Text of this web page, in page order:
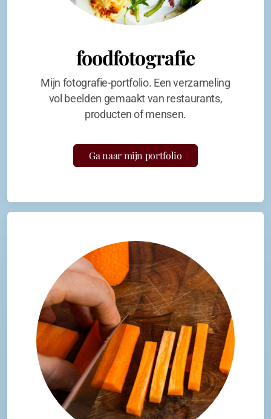
foodfotografie
Mijn fotografie-portfolio. Een verzameling
vol beelden gemaakt van restaurants,
producten of mensen.
Ga naar mijn portfolio